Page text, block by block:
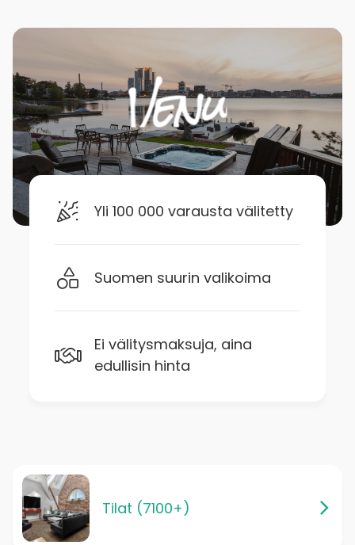
Yli 100 000 varausta välitetty
Suomen suurin valikoima
Ei välitysmaksuja, aina
edullisin hinta
Tilat (7100+)